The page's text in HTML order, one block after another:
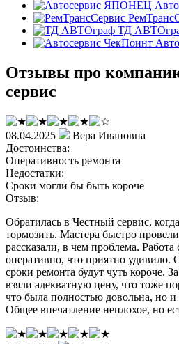
ТД
Отзывы про
сервис
08.04.2025
Вера Ивановна
Достоинства:
Оперативность ремонта
Недостатки:
Сроки могли бы быть короче
Отзыв:
Обратилась в Честный сервис,
тормозить. Мастера быстро
рассказали, в чем проблема.
оперативно, что приятно удивило.
сроки ремонта будут чуть короче.
взяли адекватную цену, что тоже
что была полностью довольна, но и
Общее впечатление неплохое, но